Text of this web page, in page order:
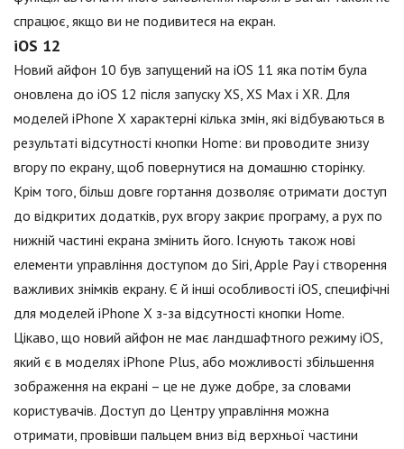
спрацює, якщо ви не подивитеся на екран.
iOS 12
Новий айфон 10 був запущений на iOS 11 яка потім була
оновлена до iOS 12 після запуску XS, XS Max і XR. Для
моделей iPhone X характерні кілька змін, які відбуваються в
результаті відсутності кнопки Home: ви проводите знизу
вгору по екрану, щоб повернутися на домашню сторінку.
Крім того, більш довге гортання дозволяє отримати доступ
до відкритих додатків, рух вгору закриє програму, а рух по
нижній частині екрана змінить його. Існують також нові
елементи управління доступом до Siri, Apple Pay і створення
важливих знімків екрану. Є й інші особливості iOS, специфічні
для моделей iPhone X з-за відсутності кнопки Home.
Цікаво, що новий айфон не має ландшафтного режиму iOS,
який є в моделях iPhone Plus, або можливості збільшення
зображення на екрані – це не дуже добре, за словами
користувачів. Доступ до Центру управління можна
отримати, провівши пальцем вниз від верхньої частини